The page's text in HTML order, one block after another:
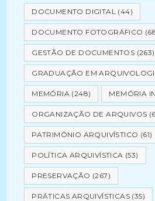
DOCUMENTO DIGITAL (44)
DOCUMENTO FOTOGRÁFICO
GESTÃO DE DOCUMENTOS (263)
GRADUAÇÃO EM
MEMÓRIA (248) MEMÓRIA
ORGANIZAÇÃO DE ARQUIVOS
PATRIMÔNIO ARQUIVÍSTICO (61)
POLÍTICA ARQUIVÍSTICA (53)
PRESERVAÇÃO (267)
PRÁTICAS ARQUIVÍSTICAS (35)